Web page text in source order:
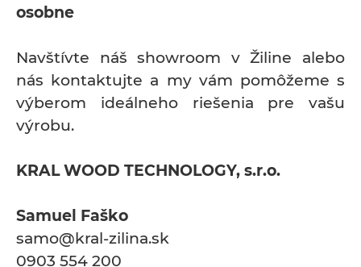
osobne
Navštívte náš showroom v Žiline alebo
nás kontaktujte a my vám pomôžeme s
výberom ideálneho riešenia pre vašu
výrobu.
KRAL WOOD TECHNOLOGY, s.r.o.
Samuel Faško
samo@kral-zilina.sk
0903 554 200